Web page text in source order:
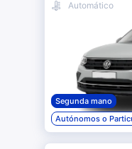
Automático
Segunda mano
Autónomos o